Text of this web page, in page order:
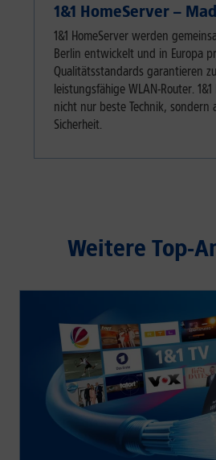
1&1 HomeServer –
1&1 HomeServer werden
Berlin entwickelt und in Europa
Qualitätsstandards garantieren
leistungsfähige WLAN-Router.
nicht nur beste Technik, sondern
Sicherheit.
Weitere Top-